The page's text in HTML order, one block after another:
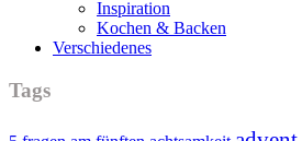
Inspiration
Kochen & Backen
Verschiedenes
Tags